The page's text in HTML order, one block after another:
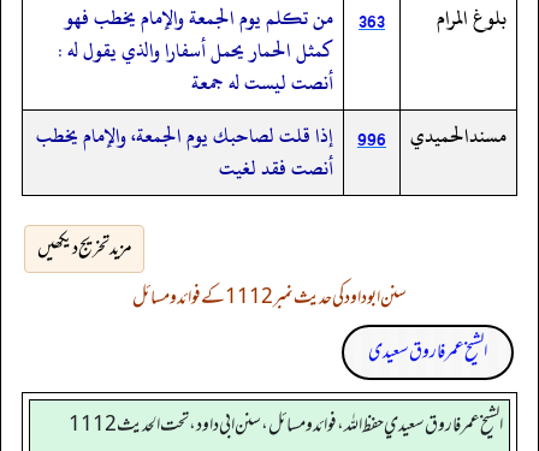
بلوغ المرام 363
من تكلم يوم الجمعة والإمام يخطب فهو
كمثل الحمار يحمل أسفارا والذي يقول له :
أنصت ليست له جمعة
مسندالحميدي
996
إذا قلت لصاحبك يوم الجمعة، والإمام يخطب
أنصت فقد لغيت
مزید تخریج دیکھیں
سنن ابوداود کی حدیث نمبر 1112 کے فوائد و مسائل
الشیخ عمر فاروق سعیدی
الشيخ عمر فاروق سعيدي حفظ الله، فوائد و مسائل، سنن ابي داود ، تحت الحديث 1112